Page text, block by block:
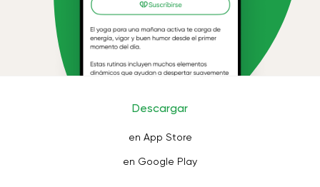
Descargar
en App Store
en Google Play